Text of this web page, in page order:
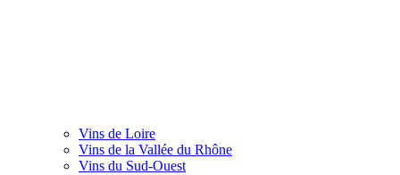
Vins de Loire
Vins de la Vallée du Rhône
Vins du Sud-Ouest